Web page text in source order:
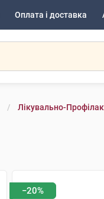
Оплата і доставка
Лікувально-
−20%